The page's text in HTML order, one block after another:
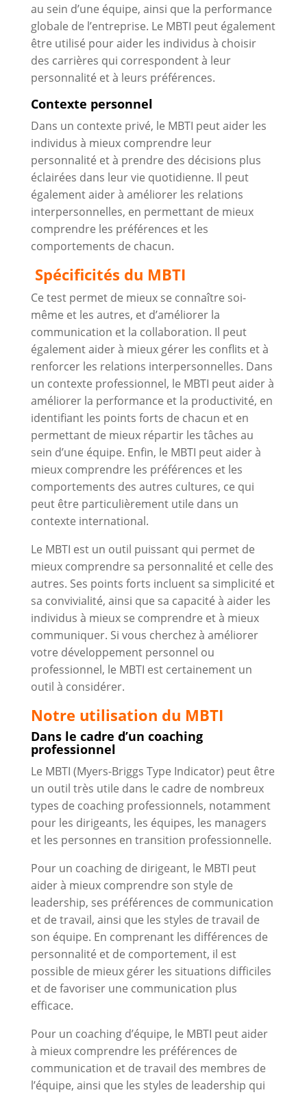
au sein d’une équipe, ainsi que la performance
globale de l’entreprise. Le MBTI peut également
être utilisé pour aider les individus à choisir
des carrières qui correspondent à leur
personnalité et à leurs préférences.
Contexte personnel
Dans un contexte privé, le MBTI peut aider les
individus à mieux comprendre leur
personnalité et à prendre des décisions plus
éclairées dans leur vie quotidienne. Il peut
également aider à améliorer les relations
interpersonnelles, en permettant de mieux
comprendre les préférences et les
comportements de chacun.
Spécificités du MBTI
Ce test permet de mieux se connaître soi-
même et les autres, et d’améliorer la
communication et la collaboration. Il peut
également aider à mieux gérer les conflits et à
renforcer les relations interpersonnelles. Dans
un contexte professionnel, le MBTI peut aider à
améliorer la performance et la productivité, en
identifiant les points forts de chacun et en
permettant de mieux répartir les tâches au
sein d’une équipe. Enfin, le MBTI peut aider à
mieux comprendre les préférences et les
comportements des autres cultures, ce qui
peut être particulièrement utile dans un
contexte international.
Le MBTI est un outil puissant qui permet de
mieux comprendre sa personnalité et celle des
autres. Ses points forts incluent sa simplicité et
sa convivialité, ainsi que sa capacité à aider les
individus à mieux se comprendre et à mieux
communiquer. Si vous cherchez à améliorer
votre développement personnel ou
professionnel, le MBTI est certainement un
outil à considérer.
Notre utilisation du MBTI
Dans le cadre d’un coaching
professionnel
Le MBTI (Myers-Briggs Type Indicator) peut être
un outil très utile dans le cadre de nombreux
types de coaching professionnels, notamment
pour les dirigeants, les équipes, les managers
et les personnes en transition professionnelle.
Pour un coaching de dirigeant, le MBTI peut
aider à mieux comprendre son style de
leadership, ses préférences de communication
et de travail, ainsi que les styles de travail de
son équipe. En comprenant les différences de
personnalité et de comportement, il est
possible de mieux gérer les situations difficiles
et de favoriser une communication plus
efficace.
Pour un coaching d’équipe, le MBTI peut aider
à mieux comprendre les préférences de
communication et de travail des membres de
l’équipe, ainsi que les styles de leadership qui